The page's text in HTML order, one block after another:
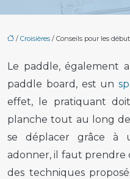
/ Croisières / Conseils pour les
Le paddle, également
paddle board, est un
effet, le pratiquant
planche tout au long
se déplacer grâce à
adonner, il faut prendre
des techniques